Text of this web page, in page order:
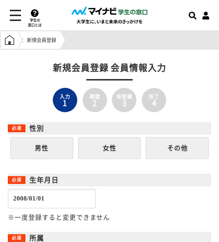
学生の
窓口とは
学生の窓口トップ
新規会員登録
新規会員登録 会員情報入力
入力
1
確認
2
仮登録
3
完了
4
性別
男性 女性 その他
生年月日
※一度登録すると変更できません
所属